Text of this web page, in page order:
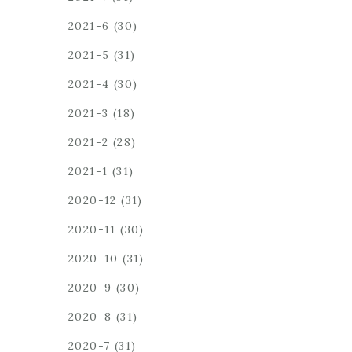
2021-6 (30)
2021-5 (31)
2021-4 (30)
2021-3 (18)
2021-2 (28)
2021-1 (31)
2020-12 (31)
2020-11 (30)
2020-10 (31)
2020-9 (30)
2020-8 (31)
2020-7 (31)